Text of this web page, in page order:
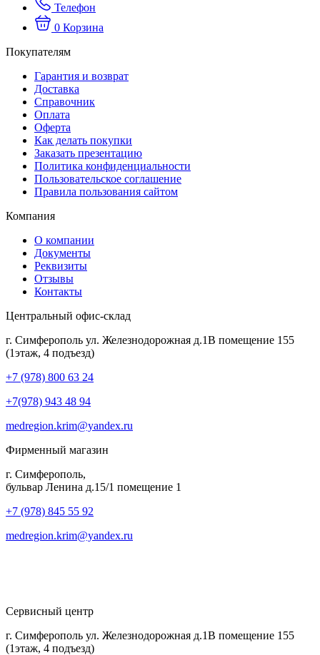
Телефон
0 Корзина
Покупателям
Гарантия и возврат
Доставка
Справочник
Оплата
Оферта
Как делать покупки
Заказать презентацию
Политика конфиденциальности
Пользовательское соглашение
Правила пользования сайтом
Компания
О компании
Документы
Реквизиты
Отзывы
Контакты
Центральный офис-склад
г. Симферополь ул. Железнодорожная д.1В помещение 155
(1этаж, 4 подъезд)
+7 (978) 800 63 24
+7(978) 943 48 94
medregion.krim@yandex.ru
Фирменный магазин
г. Симферополь,
бульвар Ленина д.15/1 помещение 1
+7 (978) 845 55 92
medregion.krim@yandex.ru
Сервисный центр
г. Симферополь ул. Железнодорожная д.1В помещение 155
(1этаж, 4 подъезд)